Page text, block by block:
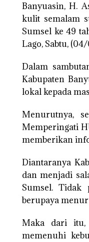
Banyuasin, H.
kulit semalam
Sumsel ke 49
Lago, Sabtu, (04/
Dalam
Kabupaten
lokal kepada
Menurutnya,
Memperingati
memberikan
Diantaranya
dan menjadi
Sumsel. Tidak
berupaya
Maka dari itu,
memenuhi